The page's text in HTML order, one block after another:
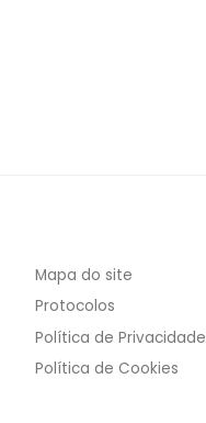
Mapa do site
Protocolos
Política de Privacidade
Política de Cookies